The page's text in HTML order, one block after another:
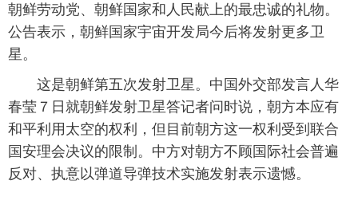
朝鲜劳动党、朝鲜国家和人民献上的最忠诚的礼物。
公告表示，朝鲜国家宇宙开发局今后将发射更多卫
星。
这是朝鲜第五次发射卫星。中国外交部发言人华
春莹７日就朝鲜发射卫星答记者问时说，朝方本应有
和平利用太空的权利，但目前朝方这一权利受到联合
国安理会决议的限制。中方对朝方不顾国际社会普遍
反对、执意以弹道导弹技术实施发射表示遗憾。